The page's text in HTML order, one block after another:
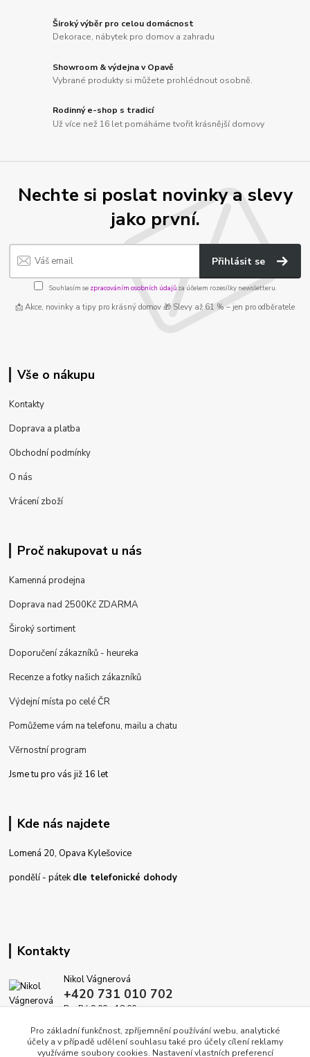
Široký výběr pro celou domácnost
Dekorace, nábytek pro domov a zahradu
Showroom & výdejna v Opavě
Vybrané produkty si můžete prohlédnout osobně.
Rodinný e-shop s tradicí
Už více než 16 let pomáháme tvořit krásnější domovy
Nechte si poslat novinky a slevy
jako první.
Přihlásit se
Souhlasím se zpracováním osobních údajůza účelem rozesílky newsletteru.
📩 Akce, novinky a tipy pro krásný domov 🎁 Slevy až 61 % – jen pro odběratele
Vše o nákupu
Kontakty
Doprava a platba
Obchodní podmínky
O nás
Vrácení zboží
Proč nakupovat u nás
Kamenná prodejna
Doprava nad 2500Kč ZDARMA
Široký sortiment
Doporučení zákazníků - heureka
Recenze a fotky našich zákazníků
Výdejní místa po celé ČR
Pomůžeme vám na telefonu, mailu a chatu
Věrnostní program
Jsme tu pro vás již 16 let
Kde nás najdete
Lomená 20, Opava Kylešovice
pondělí - pátekdle telefonické dohody
Kontakty
Nikol Vágnerová
+420 731 010 702
Po-Pá 9.00 - 18.00
info@dekoracedomova.cz
Pro základní funkčnost, zpříjemnění používání webu, analytické
účely a v případě udělení souhlasu také pro účely cílení reklamy
využíváme soubory cookies. Nastavení vlastních preferencí